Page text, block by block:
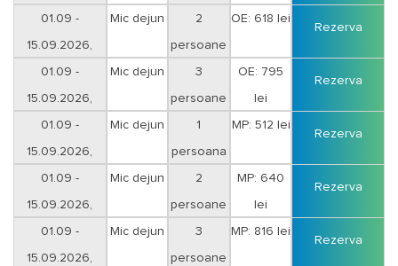
01.09 -
15.09.2026,
Mic dejun 2
persoane
OE: 618 lei
Rezerva
01.09 -
15.09.2026,
Mic dejun 3
persoane
OE: 795
lei
Rezerva
01.09 -
15.09.2026,
Mic dejun 1
persoana
MP: 512 lei
Rezerva
01.09 -
15.09.2026,
Mic dejun 2
persoane
MP: 640
lei
Rezerva
01.09 -
15.09.2026,
Mic dejun 3
persoane
MP: 816 lei
Rezerva